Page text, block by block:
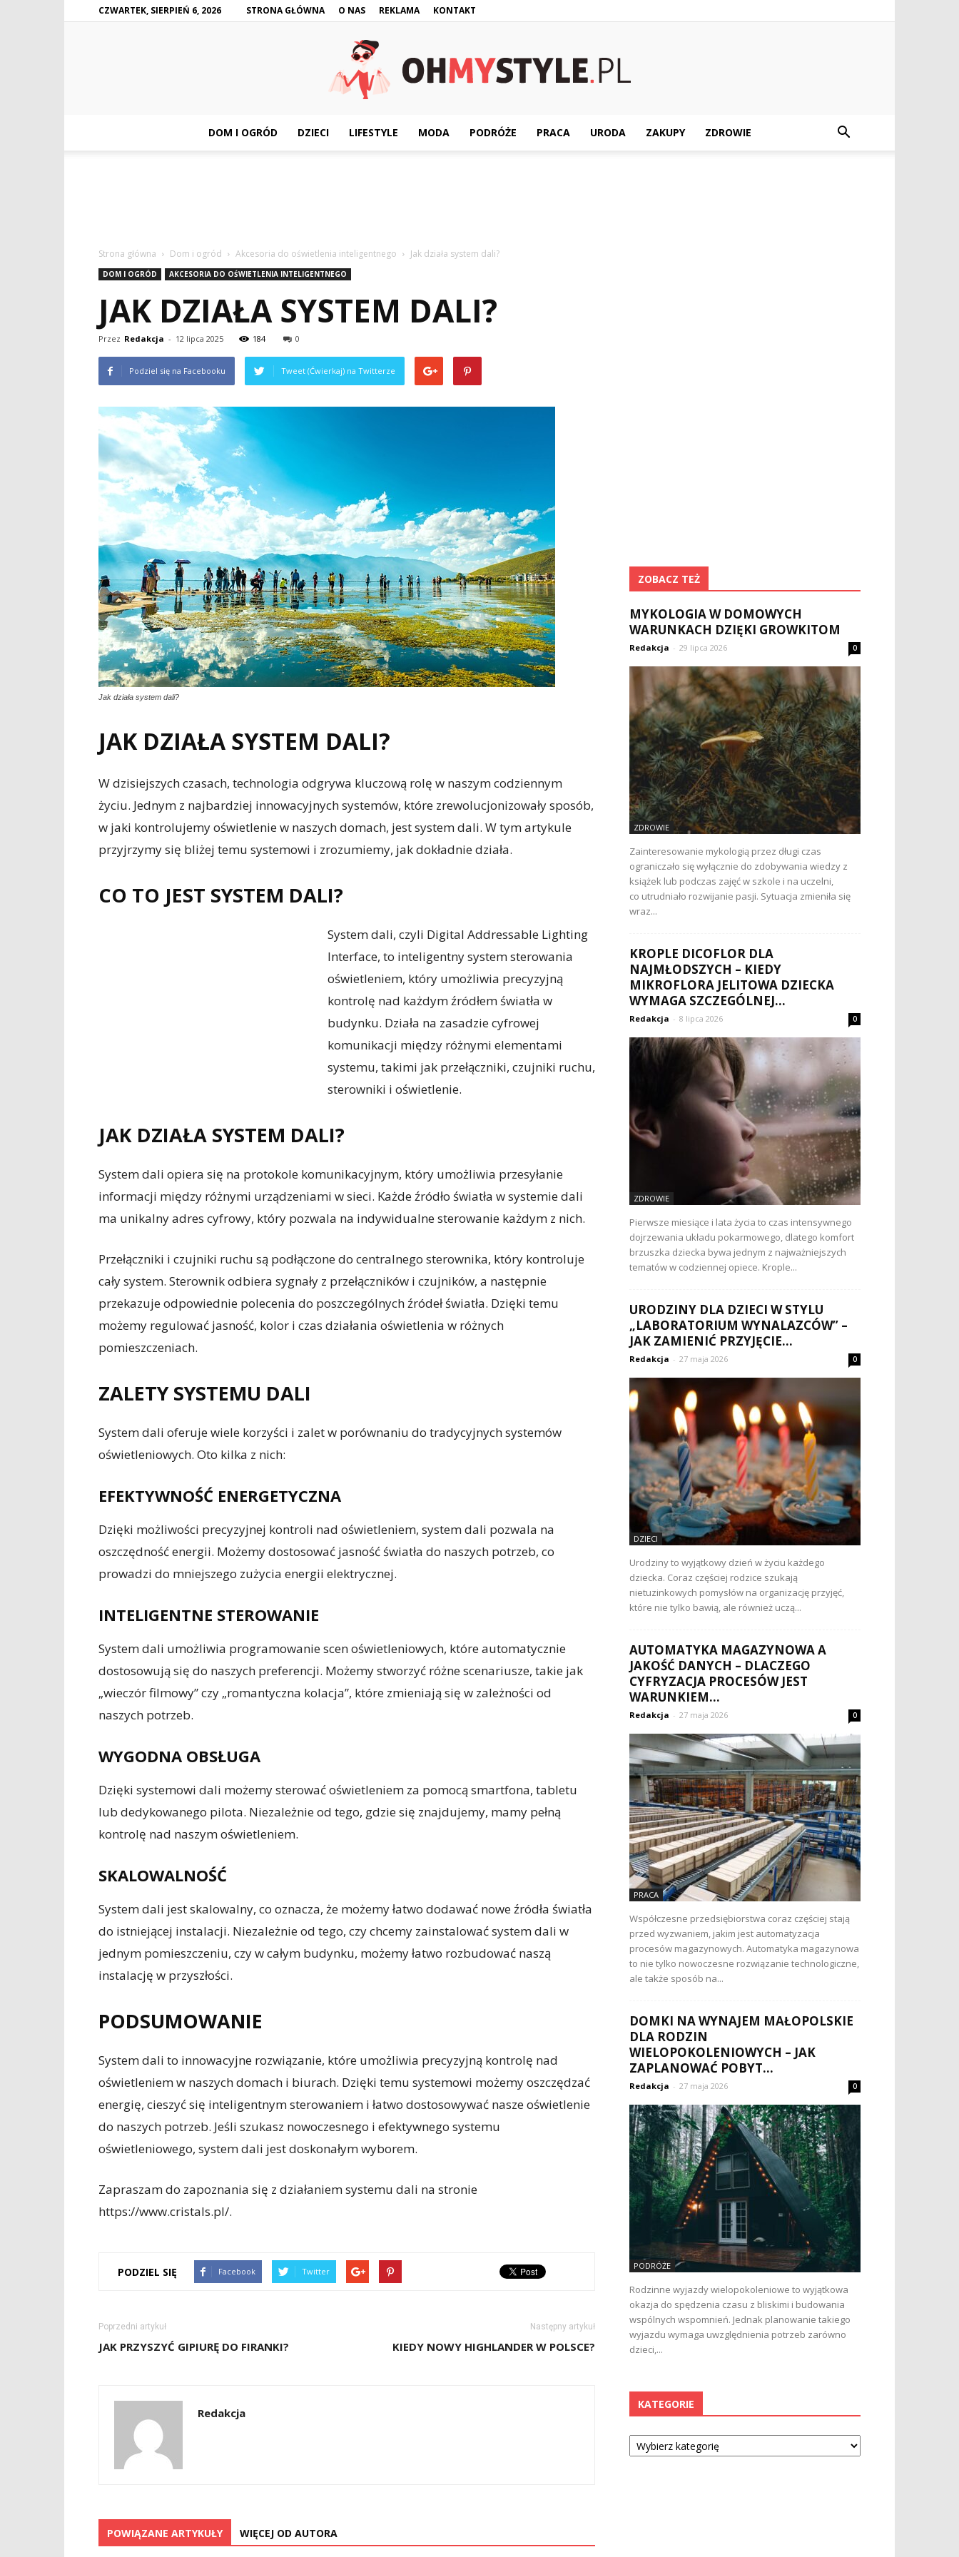
CZWARTEK, SIERPIEŃ 6, 2026 STRONA GŁÓWNA O NAS REKLAMA KONTAKT
DOM I OGRÓD DZIECI LIFESTYLE MODA PODRÓŻE PRACA URODA ZAKUPY ZDROWIE
Strona główna Dom i ogród Akcesoria do oświetlenia inteligentnego Jak działa system dali?
DOM I OGRÓD AKCESORIA DO OŚWIETLENIA INTELIGENTNEGO
JAK DZIAŁA SYSTEM DALI?
Przez Redakcja - 12 lipca 2025 184 0
Podziel się na Facebooku Tweet (Ćwierkaj) na Twitterze
Jak działa system dali?
JAK DZIAŁA SYSTEM DALI?
W dzisiejszych czasach, technologia odgrywa kluczową rolę w naszym codziennym
życiu. Jednym z najbardziej innowacyjnych systemów, które zrewolucjonizowały sposób,
w jaki kontrolujemy oświetlenie w naszych domach, jest system dali. W tym artykule
przyjrzymy się bliżej temu systemowi i zrozumiemy, jak dokładnie działa.
CO TO JEST SYSTEM DALI?
System dali, czyli Digital Addressable Lighting
Interface, to inteligentny system sterowania
oświetleniem, który umożliwia precyzyjną
kontrolę nad każdym źródłem światła w
budynku. Działa na zasadzie cyfrowej
komunikacji między różnymi elementami
systemu, takimi jak przełączniki, czujniki ruchu,
sterowniki i oświetlenie.
JAK DZIAŁA SYSTEM DALI?
System dali opiera się na protokole komunikacyjnym, który umożliwia przesyłanie
informacji między różnymi urządzeniami w sieci. Każde źródło światła w systemie dali
ma unikalny adres cyfrowy, który pozwala na indywidualne sterowanie każdym z nich.
Przełączniki i czujniki ruchu są podłączone do centralnego sterownika, który kontroluje
cały system. Sterownik odbiera sygnały z przełączników i czujników, a następnie
przekazuje odpowiednie polecenia do poszczególnych źródeł światła. Dzięki temu
możemy regulować jasność, kolor i czas działania oświetlenia w różnych
pomieszczeniach.
ZALETY SYSTEMU DALI
System dali oferuje wiele korzyści i zalet w porównaniu do tradycyjnych systemów
oświetleniowych. Oto kilka z nich:
EFEKTYWNOŚĆ ENERGETYCZNA
Dzięki możliwości precyzyjnej kontroli nad oświetleniem, system dali pozwala na
oszczędność energii. Możemy dostosować jasność światła do naszych potrzeb, co
prowadzi do mniejszego zużycia energii elektrycznej.
INTELIGENTNE STEROWANIE
System dali umożliwia programowanie scen oświetleniowych, które automatycznie
dostosowują się do naszych preferencji. Możemy stworzyć różne scenariusze, takie jak
„wieczór filmowy” czy „romantyczna kolacja”, które zmieniają się w zależności od
naszych potrzeb.
WYGODNA OBSŁUGA
Dzięki systemowi dali możemy sterować oświetleniem za pomocą smartfona, tabletu
lub dedykowanego pilota. Niezależnie od tego, gdzie się znajdujemy, mamy pełną
kontrolę nad naszym oświetleniem.
SKALOWALNOŚĆ
System dali jest skalowalny, co oznacza, że możemy łatwo dodawać nowe źródła światła
do istniejącej instalacji. Niezależnie od tego, czy chcemy zainstalować system dali w
jednym pomieszczeniu, czy w całym budynku, możemy łatwo rozbudować naszą
instalację w przyszłości.
PODSUMOWANIE
System dali to innowacyjne rozwiązanie, które umożliwia precyzyjną kontrolę nad
oświetleniem w naszych domach i biurach. Dzięki temu systemowi możemy oszczędzać
energię, cieszyć się inteligentnym sterowaniem i łatwo dostosowywać nasze oświetlenie
do naszych potrzeb. Jeśli szukasz nowoczesnego i efektywnego systemu
oświetleniowego, system dali jest doskonałym wyborem.
Zapraszam do zapoznania się z działaniem systemu dali na stronie
https://www.cristals.pl/.
PODZIEL SIĘ Facebook Twitter
Poprzedni artykuł
JAK PRZYSZYĆ GIPIURĘ DO FIRANKI?
Następny artykuł
KIEDY NOWY HIGHLANDER W POLSCE?
Redakcja
POWIĄZANE ARTYKUŁY WIĘCEJ OD AUTORA
ZOBACZ TEŻ
MYKOLOGIA W DOMOWYCH
WARUNKACH DZIĘKI GROWKITOM
Redakcja - 29 lipca 2026 0
ZDROWIE
Zainteresowanie mykologią przez długi czas
ograniczało się wyłącznie do zdobywania wiedzy z
książek lub podczas zajęć w szkole i na uczelni,
co utrudniało rozwijanie pasji. Sytuacja zmieniła się
wraz...
KROPLE DICOFLOR DLA
NAJMŁODSZYCH – KIEDY
MIKROFLORA JELITOWA DZIECKA
WYMAGA SZCZEGÓLNEJ...
Redakcja - 8 lipca 2026 0
ZDROWIE
Pierwsze miesiące i lata życia to czas intensywnego
dojrzewania układu pokarmowego, dlatego komfort
brzuszka dziecka bywa jednym z najważniejszych
tematów w codziennej opiece. Krople...
URODZINY DLA DZIECI W STYLU
„LABORATORIUM WYNALAZCÓW” –
JAK ZAMIENIĆ PRZYJĘCIE...
Redakcja - 27 maja 2026 0
DZIECI
Urodziny to wyjątkowy dzień w życiu każdego
dziecka. Coraz częściej rodzice szukają
nietuzinkowych pomysłów na organizację przyjęć,
które nie tylko bawią, ale również uczą...
AUTOMATYKA MAGAZYNOWA A
JAKOŚĆ DANYCH – DLACZEGO
CYFRYZACJA PROCESÓW JEST
WARUNKIEM...
Redakcja - 27 maja 2026 0
PRACA
Współczesne przedsiębiorstwa coraz częściej stają
przed wyzwaniem, jakim jest automatyzacja
procesów magazynowych. Automatyka magazynowa
to nie tylko nowoczesne rozwiązanie technologiczne,
ale także sposób na...
DOMKI NA WYNAJEM MAŁOPOLSKIE
DLA RODZIN
WIELOPOKOLENIOWYCH – JAK
ZAPLANOWAĆ POBYT...
Redakcja - 27 maja 2026 0
PODRÓŻE
Rodzinne wyjazdy wielopokoleniowe to wyjątkowa
okazja do spędzenia czasu z bliskimi i budowania
wspólnych wspomnień. Jednak planowanie takiego
wyjazdu wymaga uwzględnienia potrzeb zarówno
dzieci,...
KATEGORIE
Kategorie